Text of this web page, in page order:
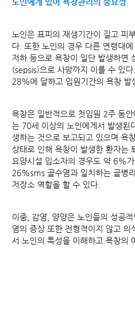
노인에게 있어 욕창관리의 중요성
노인은 표피의 재생기간이 길고 피
다. 또한 노인의 경우 다른 연령대
저하 등으로 욕창이 일단 발생하면
(sepsis)으로 사망까지 이를 수 있
28%에 달하고 입원기간의 욕창
욕창은 일반적으로 첫입원 2주 동
는 70세 이상의 노인에게서 발생
생하는 것으로 보고되고 있으며 욕
상태로 인해 욕창이 발생한 환자
요양시설 입소자의 경우도 약 6%
26%sms 골수염과 일치하는 골병
저장소 역할을 할 수 있다.
이중, 감염, 양양은 노인들의 성공
염의 증상 또한 전형적이지 않고
서 노인의 특성을 이해하고 욕창의